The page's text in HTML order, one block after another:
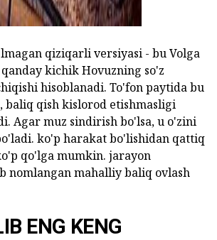
qiziqarli versiyasi - bu Volga
kichik Hovuzning so'z
hisoblanadi. To'fon paytida bu
qish kislorod etishmasligi
Agar muz sindirish bo'lsa, u o'zini
ko'p harakat bo'lishidan qattiq
qo'lga mumkin. jarayon
nomlangan mahalliy baliq ovlash
ENG KENG